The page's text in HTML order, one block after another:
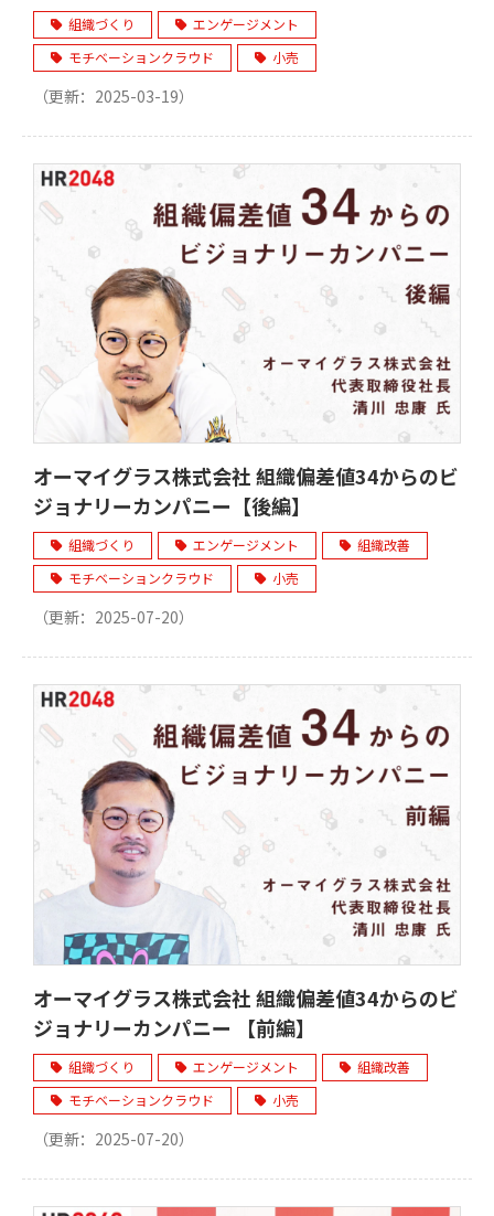
組織づくり
エンゲージメント
モチベーションクラウド
小売
（更新： 2025-03-19）
オーマイグラス株式会社 組織偏差値34からのビ
ジョナリーカンパニー【後編】
組織づくり エンゲージメント
組織改善
モチベーションクラウド
小売
（更新： 2025-07-20）
オーマイグラス株式会社 組織偏差値34からのビ
ジョナリーカンパニー 【前編】
組織づくり エンゲージメント
組織改善
モチベーションクラウド
小売
（更新： 2025-07-20）